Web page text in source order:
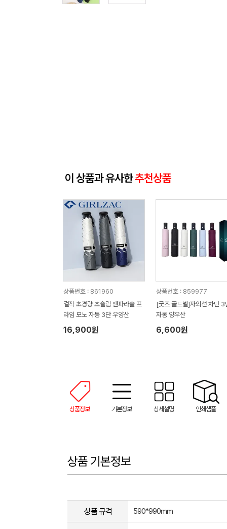
이 상품과 유사한추천상품
상품번호 : 861960
걸작 초경량 초슬림 맨파라솔 프
라임 모노 자동 3단 우양산
16,900원
상품번호 : 859977
[굿즈 골드넬]자외선 차단 3
자동 양우산
6,600원
상품정보 기본정보 상세설명 인쇄샘플
상품 기본정보
상품 규격 590*990mm